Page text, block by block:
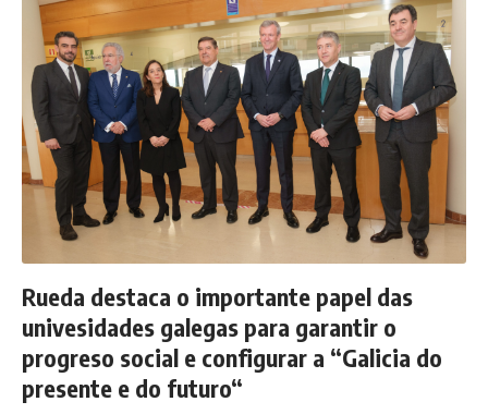
Rueda destaca o importante papel das
univesidades galegas para garantir o
progreso social e configurar a “Galicia do
presente e do futuro“